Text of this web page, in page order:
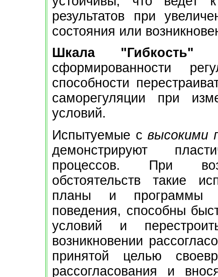
результатов при
состояния или
Шкала "Гибкость"
сформированности
способности
саморегуляции при
условий.
Испытуемые с высокими
демонстрируют
процессов. При
обстоятельств такие
планы и программы
поведения, способны
условий и
возникновении
принятой целью
рассогласования и